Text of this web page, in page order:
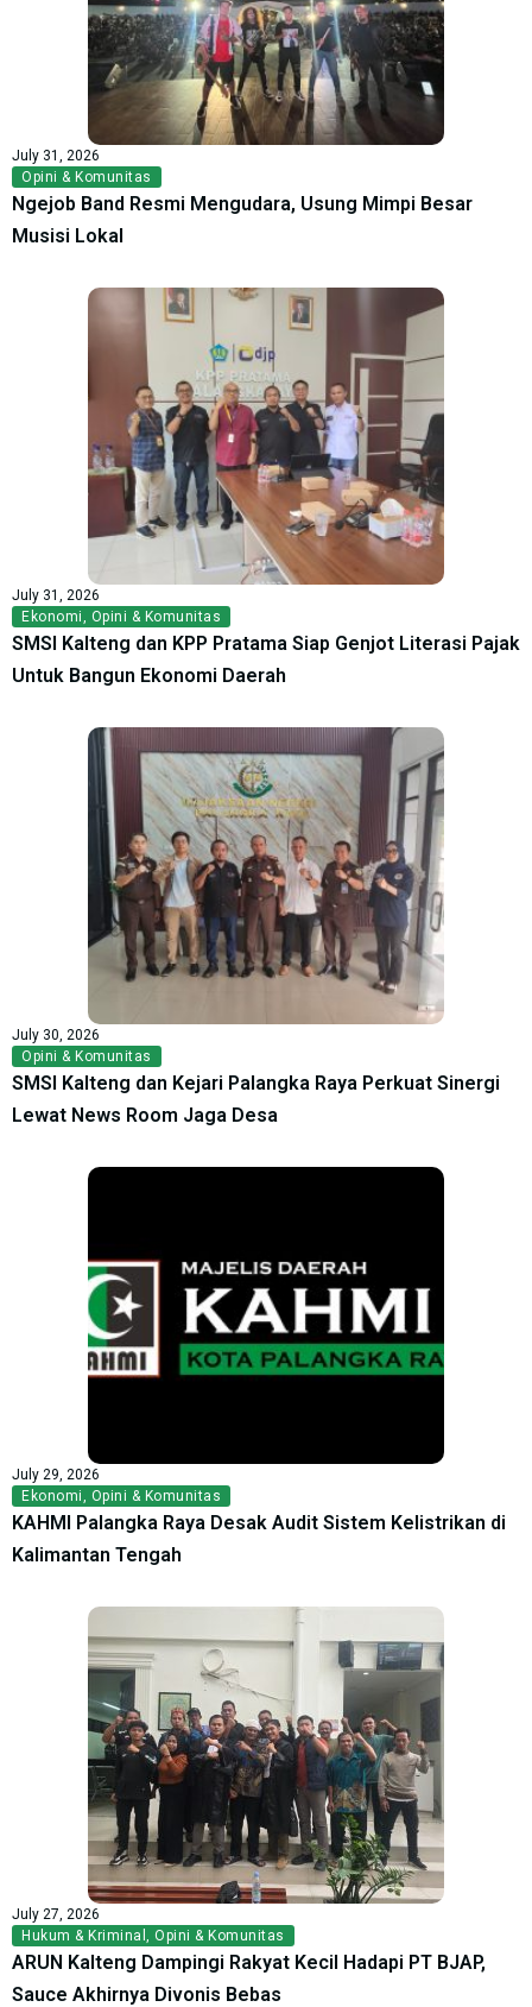
July 31, 2026
Opini & Komunitas
Ngejob Band Resmi Mengudara, Usung Mimpi Besar
Musisi Lokal
July 31, 2026
Ekonomi, Opini & Komunitas
SMSI Kalteng dan KPP Pratama Siap Genjot Literasi Pajak
Untuk Bangun Ekonomi Daerah
July 30, 2026
Opini & Komunitas
SMSI Kalteng dan Kejari Palangka Raya Perkuat Sinergi
Lewat News Room Jaga Desa
July 29, 2026
Ekonomi, Opini & Komunitas
KAHMI Palangka Raya Desak Audit Sistem Kelistrikan di
Kalimantan Tengah
July 27, 2026
Hukum & Kriminal , Opini & Komunitas
ARUN Kalteng Dampingi Rakyat Kecil Hadapi PT BJAP,
Sauce Akhirnya Divonis Bebas